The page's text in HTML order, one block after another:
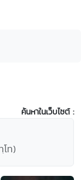
ค้นหาในเว็บไซต์ :
ท)